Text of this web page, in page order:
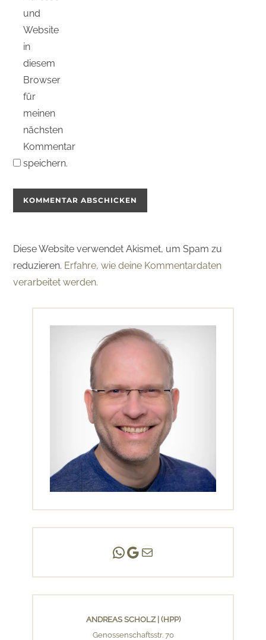
und
Website
in
diesem
Browser
für
meinen
nächsten
Kommentar
speichern.
Diese Website verwendet Akismet, um Spam zu
reduzieren. Erfahre, wie deine Kommentardaten
verarbeitet werden.
Andreas Scholz | (HPP)
Praxis Adlershof
E-Mail an mich ...
ANDREAS SCHOLZ | (HPP)
Genossenschaftsstr. 70